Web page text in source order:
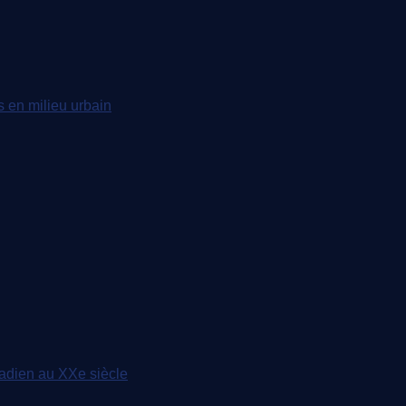
en milieu urbain
au XXe siècle